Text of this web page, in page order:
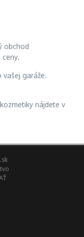
obchod
vašej garáže.
nájdete v